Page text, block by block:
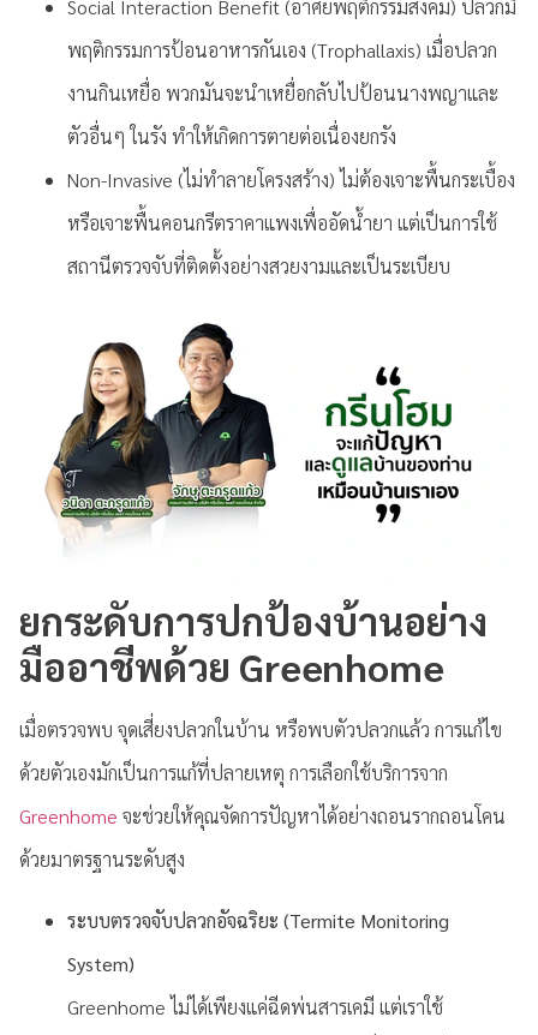
Social Interaction Benefit (อาศัยพฤติกรรมสังคม) ปลวกมี
พฤติกรรมการป้อนอาหารกันเอง (Trophallaxis) เมื่อปลวก
งานกินเหยื่อ พวกมันจะนำเหยื่อกลับไปป้อนนางพญาและ
ตัวอื่นๆ ในรัง ทำให้เกิดการตายต่อเนื่องยกรัง
Non-Invasive (ไม่ทำลายโครงสร้าง) ไม่ต้องเจาะพื้นกระเบื้อง
หรือเจาะพื้นคอนกรีตราคาแพงเพื่ออัดน้ำยา แต่เป็นการใช้
สถานีตรวจจับที่ติดตั้งอย่างสวยงามและเป็นระเบียบ
ยกระดับการปกป้องบ้านอย่าง
มืออาชีพด้วย Greenhome
เมื่อตรวจพบ จุดเสี่ยงปลวกในบ้าน หรือพบตัวปลวกแล้ว การแก้ไข
ด้วยตัวเองมักเป็นการแก้ที่ปลายเหตุ การเลือกใช้บริการจาก
Greenhome จะช่วยให้คุณจัดการปัญหาได้อย่างถอนรากถอนโคน
ด้วยมาตรฐานระดับสูง
ระบบตรวจจับปลวกอัจฉริยะ (Termite Monitoring
System)
Greenhome ไม่ได้เพียงแค่ฉีดพ่นสารเคมี แต่เราใช้